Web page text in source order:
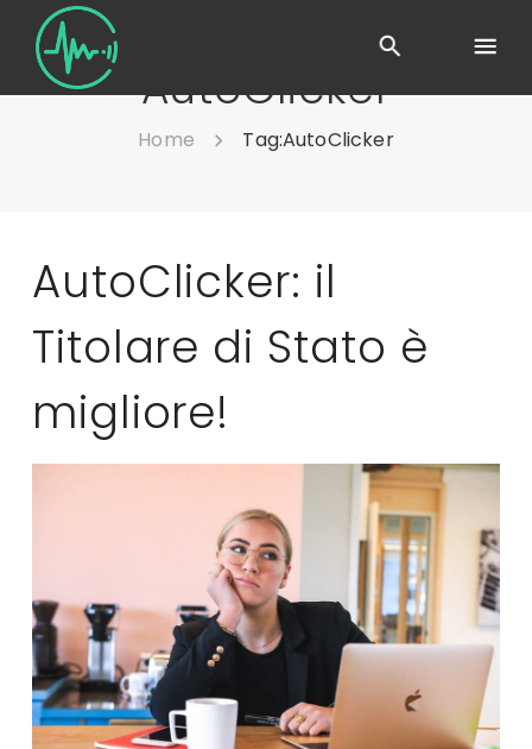
AutoClicker
Home Tag:AutoClicker
AutoClicker: il
Titolare di Stato è
migliore!